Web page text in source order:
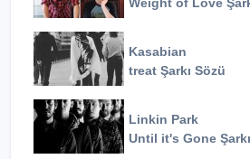
Weight of Love
Kasabian
treat Şarkı Sözü
Linkin Park
Until it's Gone